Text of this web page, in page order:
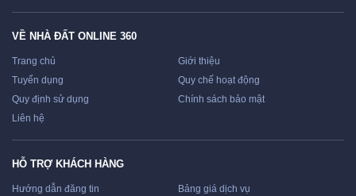
VỀ NHÀ ĐẤT ONLINE 360
Trang chủ
Giới thiệu
Tuyển dụng
Quy chế hoạt động
Quy định sử dụng
Chính sách bảo mật
Liên hệ
HỖ TRỢ KHÁCH HÀNG
Hướng dẫn đăng tin
Bảng giá dịch vụ